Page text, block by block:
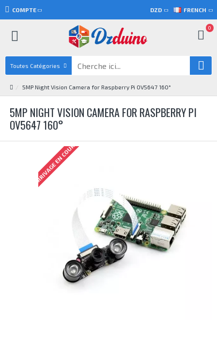
COMPTE DZD FRENCH
0
Toutes Catégories
5MP Night Vision Camera for Raspberry Pi OV5647 160°
5MP NIGHT VISION CAMERA FOR RASPBERRY PI
OV5647 160°
ARRIVAGE EN COURS